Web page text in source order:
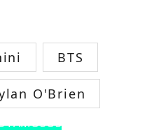
BTS
O'Brien
FAMOSOS